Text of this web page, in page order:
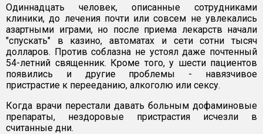
Одиннадцать человек, описанные сотрудниками
клиники, до лечения почти или совсем не увлекались
азартными играми, но после приема лекарств начали
"спускать" в казино, автоматах и сети сотни тысяч
долларов. Против соблазна не устоял даже почтенный
54-летний священник. Кроме того, у шести пациентов
появились и другие проблемы - навязчивое
пристрастие к перееданию, алкоголю или сексу.
Когда врачи перестали давать больным дофаминовые
препараты, нездоровые пристрастия исчезли в
считанные дни.